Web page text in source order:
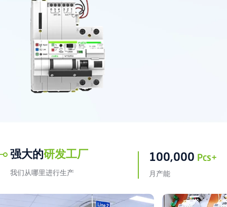
强大的研发工厂
我们从哪里进行生产
100,000 Pcs+
月产能